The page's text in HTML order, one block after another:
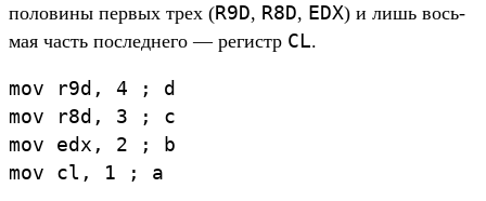
полови­ны пер­вых трех (R9D, R8D, EDX) и лишь вось­
мая часть пос­ледне­го — регистр CL.
mov r9d , 4 ; d
mov
r8d , 3 ; c
mov
edx , 2 ;
b
mov
cl , 1 ; a